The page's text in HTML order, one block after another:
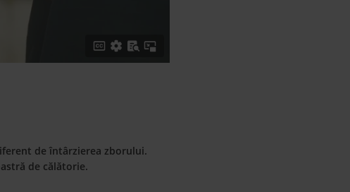
de întârzierea zborului.
de călătorie.